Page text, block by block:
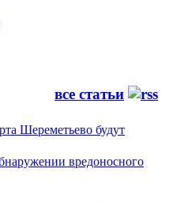
все статьи
Шереметьево будут
вредоносного